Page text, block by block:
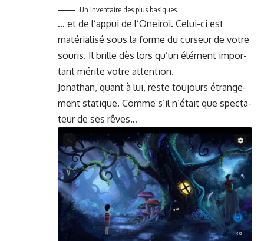
Un inven­taire des plus basiques.
… et de l’ap­pui de l’Oneiroi. Celui-ci est
matéri­al­isé sous la forme du curseur de votre
souris. Il brille dès lors qu’un élé­ment impor­
tant mérite votre attention.
Jonathan, quant à lui, reste tou­jours étrange­
ment sta­tique. Comme s’il n’é­tait que spec­ta­
teur de ses rêves…